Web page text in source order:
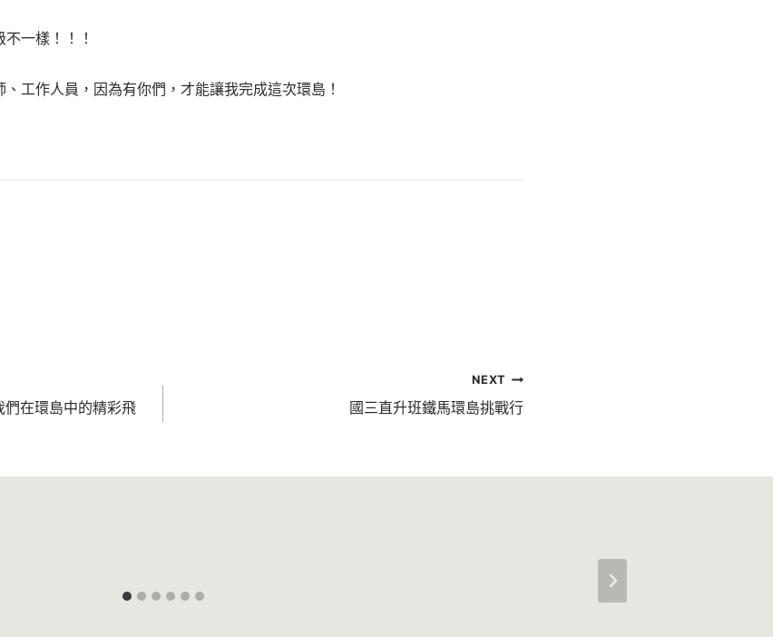
一樣！！！
工作人員，因為有你們，才能讓我完成這次環島！
在環島中的精彩飛
NEXT
國三直升班鐵馬環島挑戰行